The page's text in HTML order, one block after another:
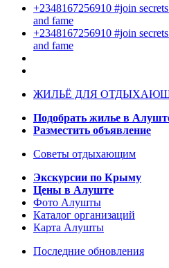
+2348167256910 #join
and fame
+2348167256910 #join
and fame
ЖИЛЬЁ ДЛЯ
Подобрать жилье в
Разместить объявление
Советы отдыхающим
Экскурсии по Крыму
Цены в Алуште
Фото Алушты
Каталог организаций
Карта Алушты
Последние обновления